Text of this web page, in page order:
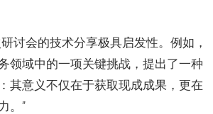
讨会的技术分享极具启发性。例如，
领域中的一项关键挑战，提出了一种
其意义不仅在于获取现成成果，更在
。”